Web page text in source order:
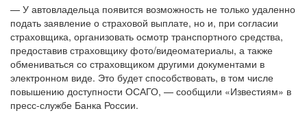
— У автовладельца появится возможность не только удаленно
подать заявление о страховой выплате, но и, при согласии
страховщика, организовать осмотр транспортного средства,
предоставив страховщику фото/видеоматериалы, а также
обмениваться со страховщиком другими документами в
электронном виде. Это будет способствовать, в том числе
повышению доступности ОСАГО, — сообщили «Известиям» в
пресс-службе Банка России.